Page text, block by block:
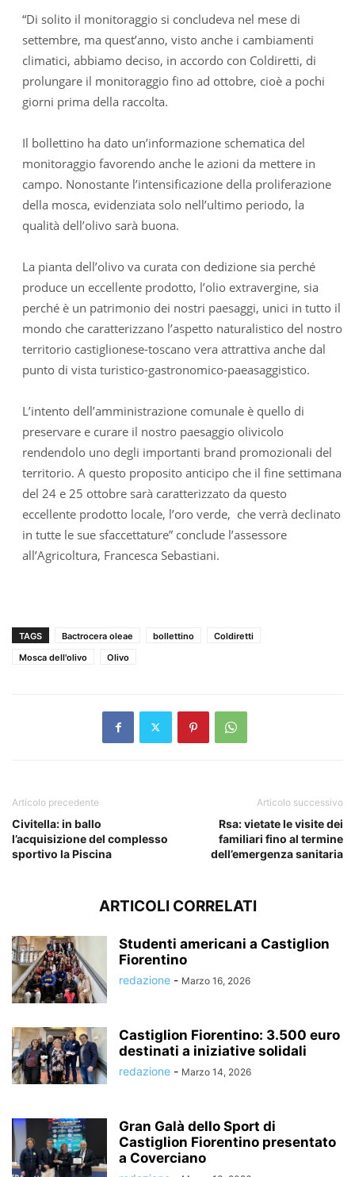
“Di solito il monitoraggio si concludeva nel mese di
settembre, ma quest’anno, visto anche i cambiamenti
climatici, abbiamo deciso, in accordo con Coldiretti, di
prolungare il monitoraggio fino ad ottobre, cioè a pochi
giorni prima della raccolta.
Il bollettino ha dato un’informazione schematica del
monitoraggio favorendo anche le azioni da mettere in
campo. Nonostante l’intensificazione della proliferazione
della mosca, evidenziata solo nell’ultimo periodo, la
qualità dell’olivo sarà buona.
La pianta dell’olivo va curata con dedizione sia perché
produce un eccellente prodotto, l’olio extravergine, sia
perché è un patrimonio dei nostri paesaggi, unici in tutto il
mondo che caratterizzano l’aspetto naturalistico del nostro
territorio castiglionese-toscano vera attrattiva anche dal
punto di vista turistico-gastronomico-paeasaggistico.
L’intento dell’amministrazione comunale è quello di
preservare e curare il nostro paesaggio olivicolo
rendendolo uno degli importanti brand promozionali del
territorio. A questo proposito anticipo che il fine settimana
del 24 e 25 ottobre sarà caratterizzato da questo
eccellente prodotto locale, l’oro verde, che verrà declinato
in tutte le sue sfaccettature” conclude l’assessore
all’Agricoltura, Francesca Sebastiani.
TAGS Bactrocera oleae bollettino
Coldiretti
Mosca dell'olivo
Olivo
Articolo precedente
Civitella: in ballo
l’acquisizione del complesso
sportivo la Piscina
Articolo successivo
Rsa: vietate le visite dei
familiari fino al termine
dell’emergenza sanitaria
ARTICOLI CORRELATI
Studenti americani a Castiglion
Fiorentino
redazione - Marzo 16, 2026
Castiglion Fiorentino: 3.500 euro
destinati a iniziative solidali
redazione - Marzo 14, 2026
Gran Galà dello Sport di
Castiglion Fiorentino presentato
a Coverciano